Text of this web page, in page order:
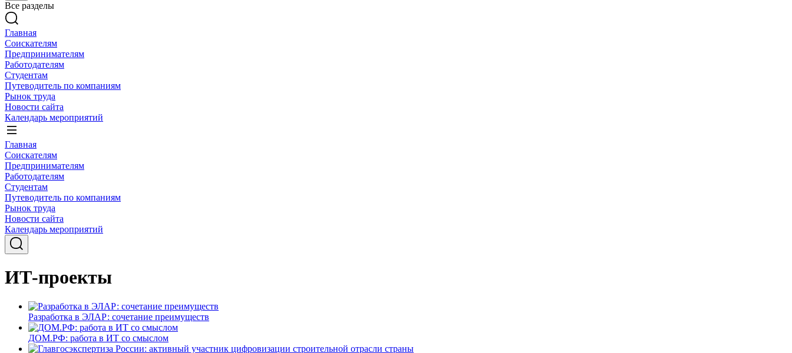
Все разделы
Главная
Соискателям
Предпринимателям
Работодателям
Студентам
Путеводитель по компаниям
Рынок труда
Новости сайта
Календарь мероприятий
Главная
Соискателям
Предпринимателям
Работодателям
Студентам
Путеводитель по компаниям
Рынок труда
Новости сайта
Календарь мероприятий
ИТ-проекты
Разработка в ЭЛАР: сочетание преимуществ
ДОМ.РФ: работа в ИТ со смыслом